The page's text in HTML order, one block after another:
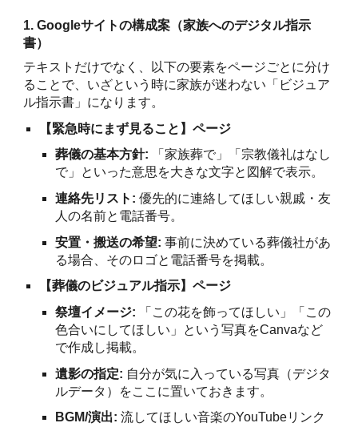
1. Googleサイトの構成案（家族へのデジタル指示
書）
テキストだけでなく、以下の要素をページごとに分け
ることで、いざという時に家族が迷わない「ビジュア
ル指示書」になります。
【緊急時にまず見ること】ページ
葬儀の基本方針: 「家族葬で」「宗教儀礼はなし
で」といった意思を大きな文字と図解で表示。
連絡先リスト: 優先的に連絡してほしい親戚・友
人の名前と電話番号。
安置・搬送の希望: 事前に決めている葬儀社があ
る場合、そのロゴと電話番号を掲載。
【葬儀のビジュアル指示】ページ
祭壇イメージ: 「この花を飾ってほしい」「この
色合いにしてほしい」という写真をCanvaなど
で作成し掲載。
遺影の指定: 自分が気に入っている写真（デジタ
ルデータ）をここに置いておきます。
BGM/演出: 流してほしい音楽のYouTubeリンク